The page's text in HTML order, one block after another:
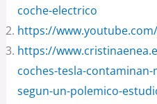
coche-electrico
https://
https://
coches-tesla-
segun-un-polemico-